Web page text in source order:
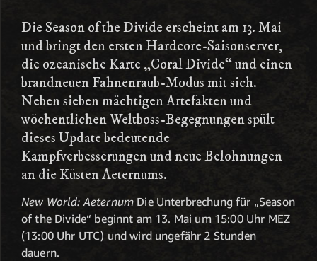
Die Season of the Divide erscheint am 13. Mai
und bringt den ersten Hardcore-Saisonserver,
die ozeanische Karte „Coral Divide“ und einen
brandneuen Fahnenraub-Modus mit sich.
Neben sieben mächtigen Artefakten und
wöchentlichen Weltboss-Begegnungen spült
dieses Update bedeutende
Kampfverbesserungen und neue Belohnungen
an die Küsten Aeternums.
New World: Aeternum Die Unterbrechung für „Season
of the Divide“ beginnt am 13. Mai um 15:00 Uhr MEZ
(13:00 Uhr UTC) und wird ungefähr 2 Stunden
dauern.